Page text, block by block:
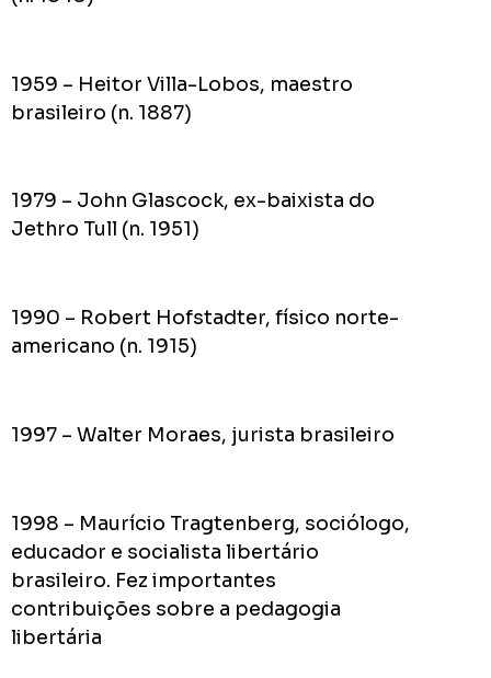
1959 – Heitor Villa-Lobos, maestro
brasileiro (n. 1887)
1979 – John Glascock, ex-baixista do
Jethro Tull (n. 1951)
1990 – Robert Hofstadter, físico norte-
americano (n. 1915)
1997 – Walter Moraes, jurista brasileiro
1998 – Maurício Tragtenberg, sociólogo,
educador e socialista libertário
brasileiro. Fez importantes
contribuições sobre a pedagogia
libertária